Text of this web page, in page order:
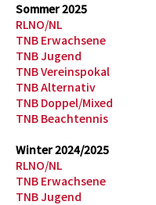
Sommer 2025
RLNO/NL
TNB Erwachsene
TNB Jugend
TNB Vereinspokal
TNB Alternativ
TNB Doppel/Mixed
TNB Beachtennis
Winter 2024/2025
RLNO/NL
TNB Erwachsene
TNB Jugend